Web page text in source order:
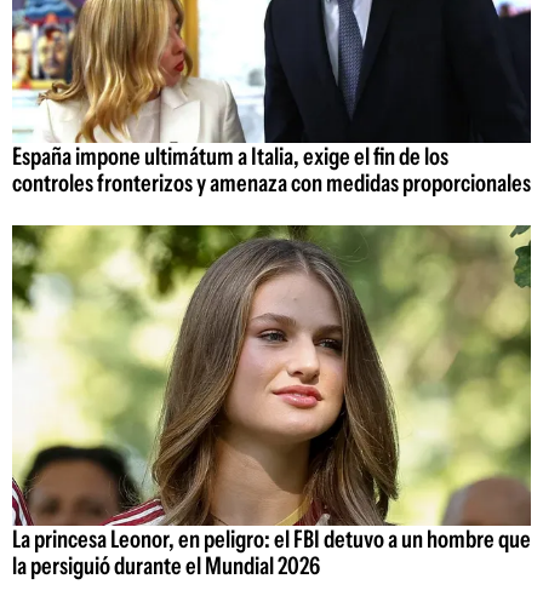
España impone ultimátum a Italia, exige el fin de los
controles fronterizos y amenaza con medidas proporcionales
La princesa Leonor, en peligro: el FBI detuvo a un hombre que
la persiguió durante el Mundial 2026